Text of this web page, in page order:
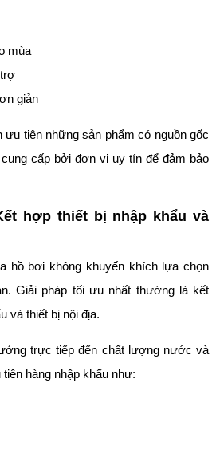
mùa
giản
ưu tiên những sản phẩm có nguồn gốc
cấp bởi đơn vị uy tín để đảm bảo
hợp thiết bị nhập khẩu và
hồ bơi không khuyến khích lựa chọn
Giải pháp tối ưu nhất thường là kết
và thiết bị nội địa.
trực tiếp đến chất lượng nước và
hàng nhập khẩu như: